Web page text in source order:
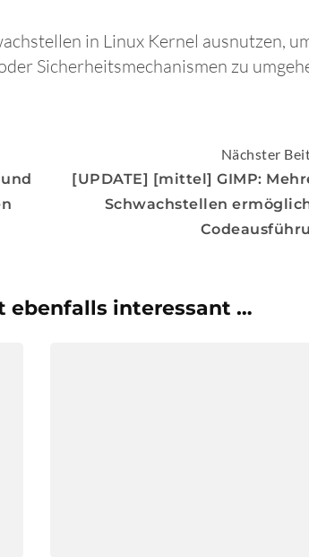
in Linux Kernel ausnutzen,
Sicherheitsmechanismen zu
Nächster
[UPDATE] [mittel] GIMP:
Schwachstellen
ebenfalls interessant …